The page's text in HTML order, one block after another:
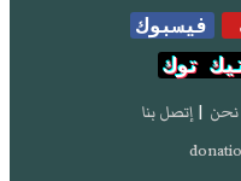
فيسبوك
توك
| إتصل بنا